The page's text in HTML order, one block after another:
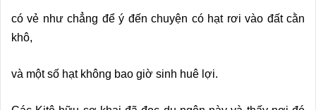
có vẻ như chẳng để ý đến chuyện có hạt rơi vào đất cằn
khô,
và một số hạt không bao giờ sinh huê lợi.